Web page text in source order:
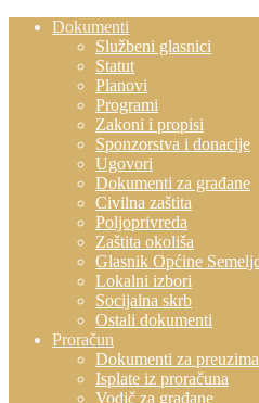
Dokumenti
Službeni glasnici
Statut
Planovi
Programi
Zakoni i propisi
Sponzorstva i donacije
Ugovori
Dokumenti za građane
Civilna zaštita
Poljoprivreda
Zaštita okoliša
Glasnik Općine
Lokalni izbori
Socijalna skrb
Ostali dokumenti
Proračun
Dokumenti za
Isplate iz proračuna
Vodič za građane